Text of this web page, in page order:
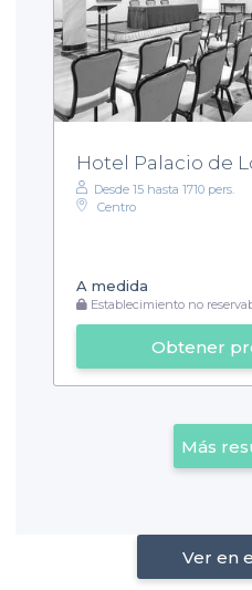
Hotel Palacio de
Desde 15 hasta 1710 pers.
Centro
A medida
Establecimiento no
Obtener
Más
Ver en